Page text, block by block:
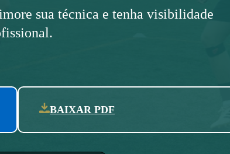
sua técnica e tenha visibilidade
BAIXAR PDF